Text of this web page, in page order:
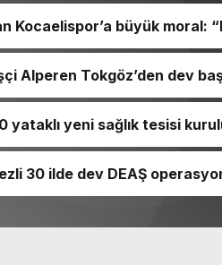
Kocaelispor’a büyük moral:
Alperen Tokgöz’den dev
yataklı yeni sağlık tesisi
30 ilde dev DEAŞ